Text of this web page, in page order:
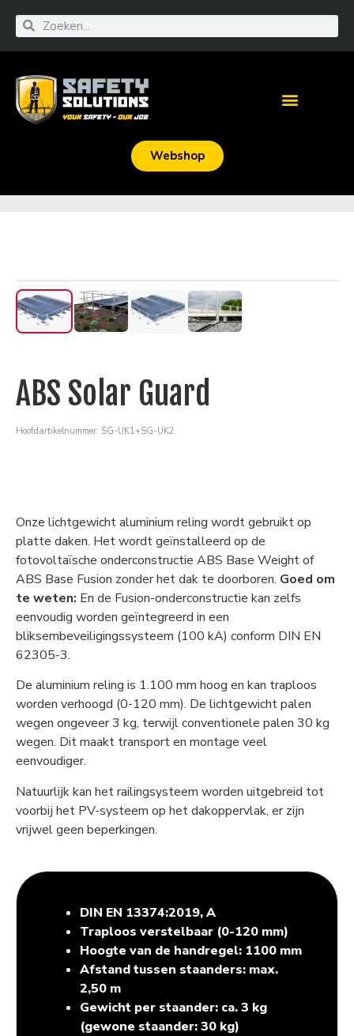
Webshop
‹ ›
ABS Solar Guard
Hoofdartikelnummer: SG-UK1+SG-UK2
Onze lichtgewicht aluminium reling wordt gebruikt op
platte daken. Het wordt geïnstalleerd op de
fotovoltaïsche onderconstructie ABS Base Weight of
ABS Base Fusion zonder het dak te doorboren. Goed om
te weten: En de Fusion-onderconstructie kan zelfs
eenvoudig worden geïntegreerd in een
bliksembeveiligingssysteem (100 kA) conform DIN EN
62305-3.
De aluminium reling is 1.100 mm hoog en kan traploos
worden verhoogd (0-120 mm). De lichtgewicht palen
wegen ongeveer 3 kg, terwijl conventionele palen 30 kg
wegen. Dit maakt transport en montage veel
eenvoudiger.
Natuurlijk kan het railingsysteem worden uitgebreid tot
voorbij het PV-systeem op het dakoppervlak, er zijn
vrijwel geen beperkingen.
DIN EN 13374:2019, A
Traploos verstelbaar (0-120 mm)
Hoogte van de handregel: 1100 mm
Afstand tussen staanders: max.
2,50 m
Gewicht per staander: ca. 3 kg
(gewone staander: 30 kg)